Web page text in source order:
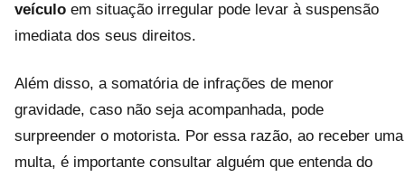
veículo em situação irregular pode levar à suspensão
imediata dos seus direitos.
Além disso, a somatória de infrações de menor
gravidade, caso não seja acompanhada, pode
surpreender o motorista. Por essa razão, ao receber uma
multa, é importante consultar alguém que entenda do